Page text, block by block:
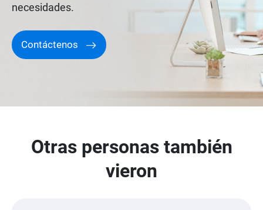
necesidades.
Contáctenos
Otras personas también
vieron